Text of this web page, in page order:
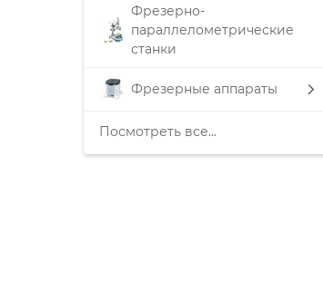
Фрезерно-
параллелометрические
станки
Фрезерные аппараты
Посмотреть все...